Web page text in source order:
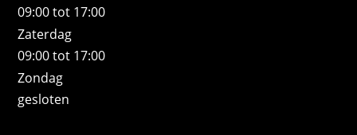
09:00 tot 17:00
Zaterdag
09:00 tot 17:00
Zondag
gesloten